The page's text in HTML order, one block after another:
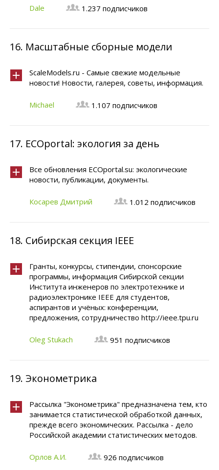
Dale 1.237 подписчиков
16. Масштабные сборные модели
ScaleModels.ru - Самые свежие модельные
новости! Новости, галерея, советы, информация.
Michael 1.107 подписчиков
17. ECOportal: экология за день
Все обновления ECOportal.su: экологические
новости, публикации, документы.
Косарев Дмитрий 1.012 подписчиков
18. Сибирская секция IEEE
Гранты, конкурсы, стипендии, спонсорские
программы, информация Сибирской секции
Института инженеров по электротехнике и
радиоэлектронике IEEE для студентов,
аспирантов и учёных: конференции,
предложения, сотрудничество http://ieee.tpu.ru
Oleg Stukach 951 подписчиков
19. Эконометрика
Рассылка "Эконометрика" предназначена тем, кто
занимается статистической обработкой данных,
прежде всего экономических. Рассылка - дело
Российской академии статистических методов.
Орлов А.И. 926 подписчиков